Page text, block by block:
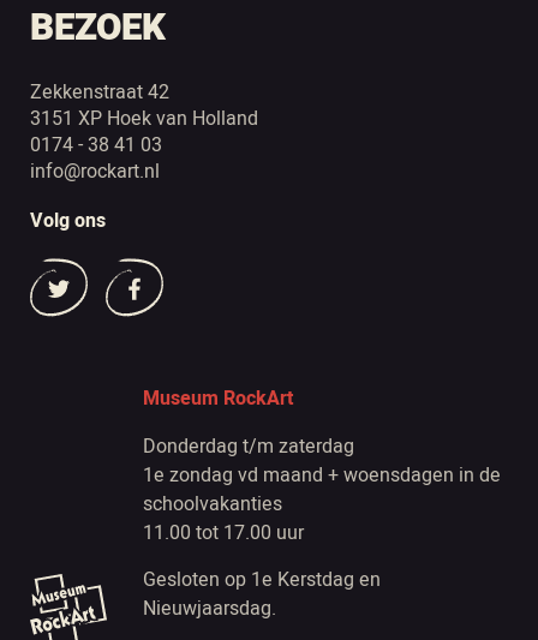
BEZOEK
Zekkenstraat 42
3151 XP Hoek van Holland
0174 - 38 41 03
info@rockart.nl
Volg ons
Museum RockArt
Donderdag t/m zaterdag
1e zondag vd maand + woensdagen in de
schoolvakanties
11.00 tot 17.00 uur
Gesloten op 1e Kerstdag en
Nieuwjaarsdag.